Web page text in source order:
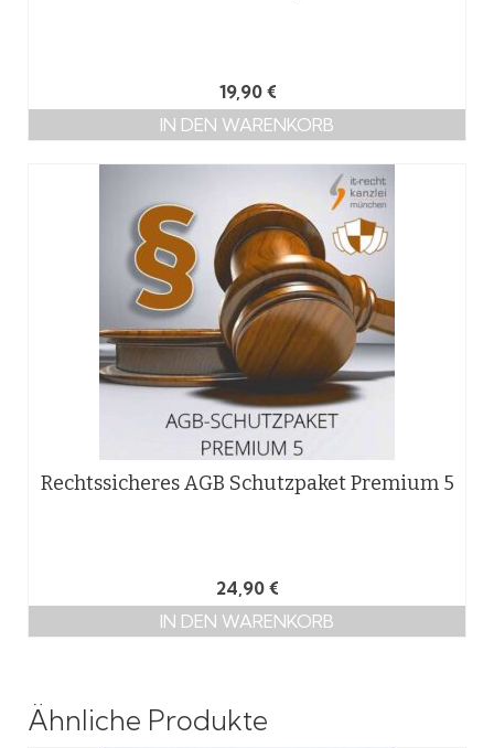
19,90 €
IN DEN WARENKORB
Rechtssicheres AGB Schutzpaket Premium 5
24,90 €
IN DEN WARENKORB
Ähnliche Produkte